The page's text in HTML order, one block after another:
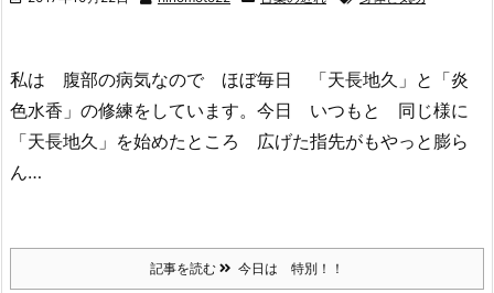
私は 腹部の病気なので ほぼ毎日 「天長地久」と「炎
色水香」の修練をしています。今日 いつもと 同じ様に
「天長地久」を始めたところ 広げた指先がもやっと膨ら
ん…
記事を読む 今日は 特別！！